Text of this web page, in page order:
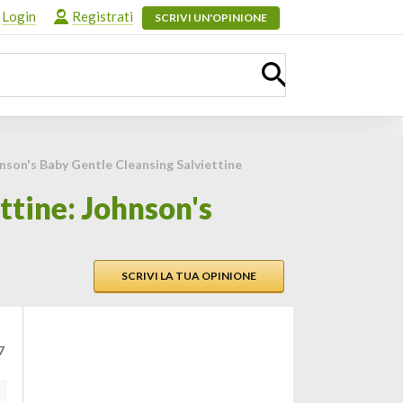
Login Registrati SCRIVI UN'OPINIONE
Baby Gentle Cleansing Salviettine
Johnson's
SCRIVI LA TUA OPINIONE